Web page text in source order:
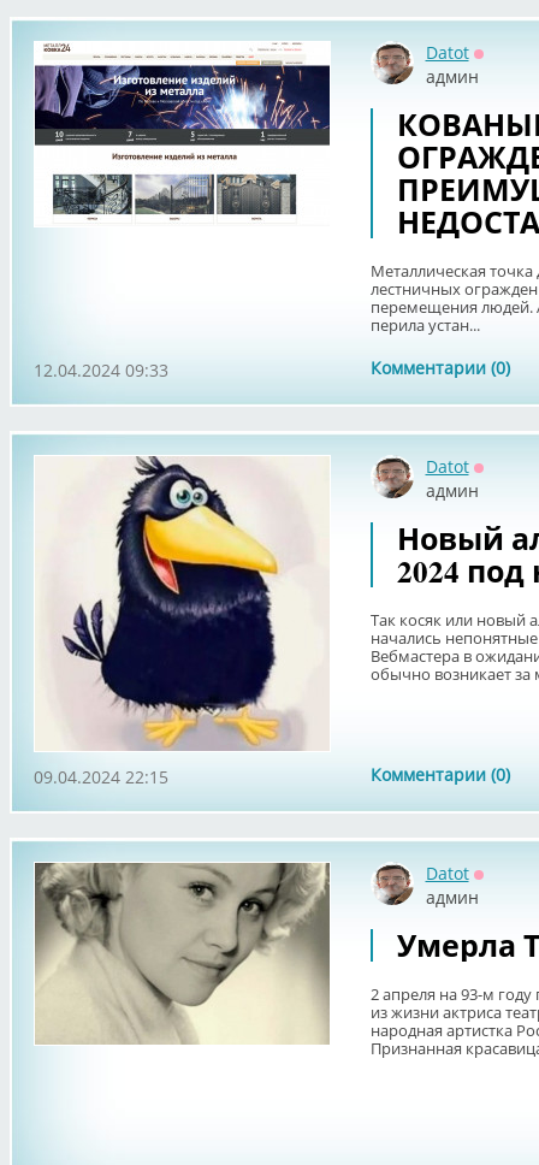
Datot
админ
Металлическая
лестничных
перемещения людей.
перила устан...
Комментарии (0)
12.04.2024 09:33
Datot
админ
Новый
2024
Так косяк или новый
начались
Вебмастера в
обычно возникает за
Комментарии (0)
09.04.2024 22:15
Datot
админ
Умерла
2 апреля на 93-м
из жизни актриса
народная артистка
Признанная